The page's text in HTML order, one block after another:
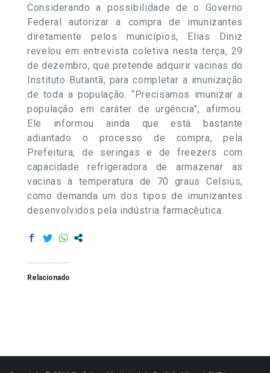
Considerando a possibilidade de o Governo
Federal autorizar a compra de imunizantes
diretamente pelos municípios, Elias Diniz
revelou em entrevista coletiva nesta terça, 29
de dezembro, que pretende adquirir vacinas do
Instituto Butantã, para completar a imunização
de toda a população. “Precisamos imunizar a
população em caráter de urgência”, afirmou.
Ele informou ainda que está bastante
adiantado o processo de compra, pela
Prefeitura, de seringas e de freezers com
capacidade refrigeradora de armazenar as
vacinas à temperatura de 70 graus Celsius,
como demanda um dos tipos de imunizantes
desenvolvidos pela indústria farmacêutica.
Relacionado